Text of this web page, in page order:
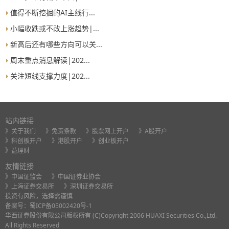
值得不断挖掘的AI主线行...
小幅收跌或不改上涨趋势|...
新高后还有哪些方向可以关...
周末重点消息解读|202...
关注短线支撑力度|202...
站内链接
》关于我们 》免责条款 》股票网上开户
》A股开户
》科创板开户
》港股开户
》创业板开户
》益理财
友情链接
》中国证监会
》中国证券业协会
》上海证券交易所
》深圳证券交易所
投资有风险，选择需谨慎
备案号： 蜀ICP备05002420号-1
华西证券股份有限公司版权所有 (C)Copyright 2006 HUAXI Securities Co.,Ltd.
All Rights Reserved